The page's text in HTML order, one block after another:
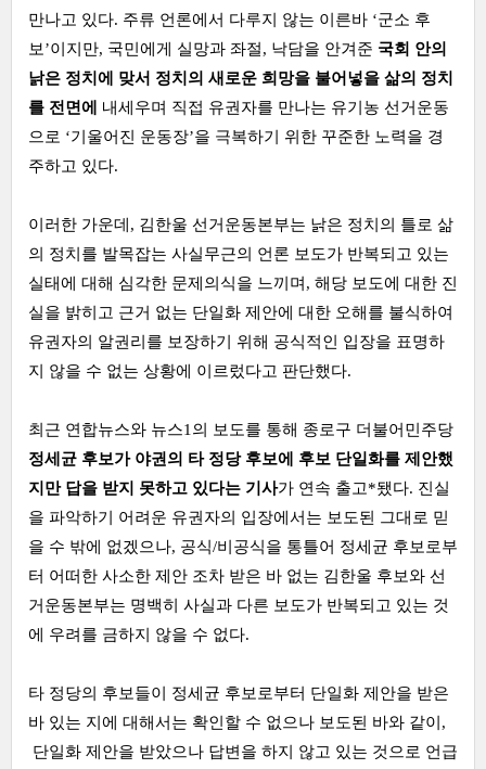
만나고 있다. 주류 언론에서 다루지 않는 이른바 ‘군소 후
보’이지만, 국민에게 실망과 좌절, 낙담을 안겨준 국회 안의
낡은 정치에 맞서 정치의 새로운 희망을 불어넣을 삶의 정치
를 전면에
내세우며 직접 유권자를 만나는 유기농 선거운동
으로 ‘기울어진 운동장’을 극복하기 위한 꾸준한 노력을 경
주하고 있다.
이러한 가운데, 김한울 선거운동본부는 낡은 정치의 틀로 삶
의 정치를 발목잡는 사실무근의 언론 보도가 반복되고 있는
실태에 대해 심각한 문제의식을 느끼며, 해당 보도에 대한 진
실을 밝히고 근거 없는 단일화 제안에 대한 오해를 불식하여
유권자의 알권리를 보장하기 위해 공식적인 입장을 표명하
지 않을 수 없는 상황에 이르렀다고 판단했다.
최근 연합뉴스와 뉴스1의 보도를 통해 종로구 더불어민주당
정세균 후보가 야권의 타 정당 후보에 후보 단일화를 제안했
지만 답을 받지 못하고 있다는 기사가 연속 출고*됐다. 진실
을 파악하기 어려운 유권자의 입장에서는 보도된 그대로 믿
을 수 밖에 없겠으나, 공식/비공식을 통틀어 정세균 후보로부
터 어떠한 사소한 제안 조차 받은 바 없는 김한울 후보와 선
거운동본부는 명백히 사실과 다른 보도가 반복되고 있는 것
에 우려를 금하지 않을 수 없다.
타 정당의 후보들이 정세균 후보로부터 단일화 제안을 받은
바 있는 지에 대해서는 확인할 수 없으나 보도된 바와 같이,
단일화 제안을 받았으나 답변을 하지 않고 있는 것으로 언급